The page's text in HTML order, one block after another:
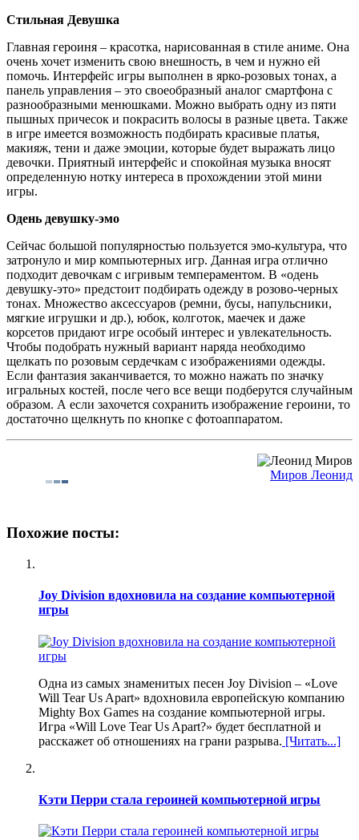
Стильная Девушка
Главная героиня – красотка, нарисованная в стиле аниме. Она
очень хочет изменить свою внешность, в чем и нужно ей
помочь. Интерфейс игры выполнен в ярко-розовых тонах, а
панель управления – это своеобразный аналог смартфона с
разнообразными менюшками. Можно выбрать одну из пяти
пышных причесок и покрасить волосы в разные цвета. Также
в игре имеется возможность подбирать красивые платья,
макияж, тени и даже эмоции, которые будет выражать лицо
девочки. Приятный интерфейс и спокойная музыка вносят
определенную нотку интереса в прохождении этой мини
игры.
Одень девушку-эмо
Сейчас большой популярностью пользуется эмо-культура, что
затронуло и мир компьютерных игр. Данная игра отлично
подходит девочкам с игривым темпераментом. В «одень
девушку-это» предстоит подбирать одежду в розово-черных
тонах. Множество аксессуаров (ремни, бусы, напульсники,
мягкие игрушки и др.), юбок, колготок, маечек и даже
корсетов придают игре особый интерес и увлекательность.
Чтобы подобрать нужный вариант наряда необходимо
щелкать по розовым сердечкам с изображениями одежды.
Если фантазия заканчивается, то можно нажать по значку
игральных костей, после чего все вещи подберутся случайным
образом. А если захочется сохранить изображение героини, то
достаточно щелкнуть по кнопке с фотоаппаратом.
Миров Леонид
Похожие посты:
Joy Division вдохновила на создание компьютерной
игры
Одна из самых знаменитых песен Joy Division – «Love
Will Tear Us Apart» вдохновила европейскую компанию
Mighty Box Games на создание компьютерной игры.
Игра «Will Love Tear Us Apart?» будет бесплатной и
расскажет об отношениях на грани разрыва. [Читать...]
Кэти Перри стала героиней компьютерной игры